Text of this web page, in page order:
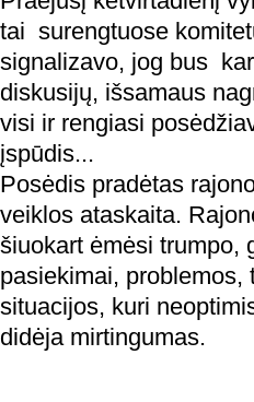
tai surengtuose
signalizavo, jog bus
diskusijų, išsamaus
visi ir rengiasi
įspūdis...
Posėdis pradėtas
veiklos ataskaita.
šiuokart ėmėsi trumpo,
pasiekimai, problemos,
situacijos, kuri
didėja mirtingumas.